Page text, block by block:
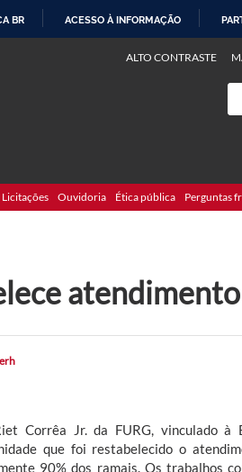
BR ACESSO À INFORMAÇÃO
ALTO CONTRASTE
Licitações Ouvidoria Ética pública Perguntas
Corrêa Jr. da FURG, vinculado à
que foi restabelecido o
90% dos ramais. Os trabalhos